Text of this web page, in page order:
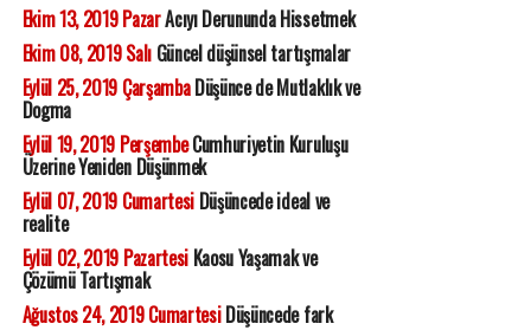
Ekim 13, 2019 PazarAcıyı Derununda Hissetmek
Ekim 08, 2019 SalıGüncel düşünsel tartışmalar
Eylül 25, 2019 ÇarşambaDüşünce de Mutlaklık ve
Dogma
Eylül 19, 2019 PerşembeCumhuriyetin Kuruluşu
Üzerine Yeniden Düşünmek
Eylül 07, 2019 CumartesiDüşüncede ideal ve
realite
Eylül 02, 2019 PazartesiKaosu Yaşamak ve
Çözümü Tartışmak
Ağustos 24, 2019 CumartesiDüşüncede fark